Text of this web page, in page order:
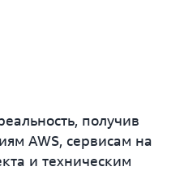
получив
AWS, сервисам на
и техническим